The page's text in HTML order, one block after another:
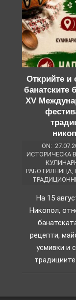
Открийте и
банатските
XV
ON:
ИСТОРИЧЕСКА
РАБОТИЛНИЦА,
На 15
Никопол,
рецепти,
усмивки и